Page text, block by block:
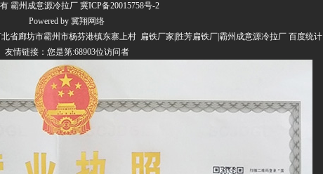
霸州成意源冷拉厂 冀ICP备20015758号-2
Powered by 冀翔网络
北省廊坊市霸州市杨芬港镇东寨上村 扁铁厂家|胜芳扁铁厂|霸州成意源冷拉厂 百度统计
友情链接： 您是第:68903位访问者